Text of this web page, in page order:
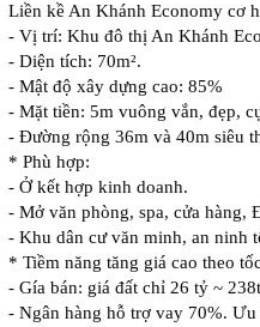
Liền kề An Khánh Economy cơ
- Vị trí: Khu đô thị An Khánh
- Diện tích: 70m².
- Mật độ xây dựng cao: 85%
- Mặt tiền: 5m vuông vắn, đẹp,
- Đường rộng 36m và 40m siêu
* Phù hợp:
- Ở kết hợp kinh doanh.
- Mở văn phòng, spa, cửa hàng,
- Khu dân cư văn minh, an ninh
* Tiềm năng tăng giá cao theo
- Gía bán: giá đất chỉ 26 tỷ ~
- Ngân hàng hỗ trợ vay 70%.